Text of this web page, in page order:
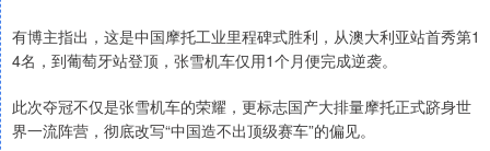
有博主指出，这是中国摩托工业里程碑式胜利，从澳大利亚站首秀第1
4名，到葡萄牙站登顶，张雪机车仅用1个月便完成逆袭。
此次夺冠不仅是张雪机车的荣耀，更标志国产大排量摩托正式跻身世
界一流阵营，彻底改写“中国造不出顶级赛车”的偏见。